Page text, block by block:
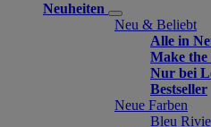
Neuheiten
Neu & Beliebt
Alle in
Make
Nur bei
Bestseller
Neue Farben
Bleu